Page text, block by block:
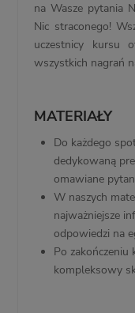
na Wasze pytania
Nic straconego!
uczestnicy kursu
wszystkich nagrań
MATERIAŁY
Do każdego
dedykowaną
omawiane
W naszych
najważniejsze
odpowiedzi na
Po zakończeniu
kompleksowy